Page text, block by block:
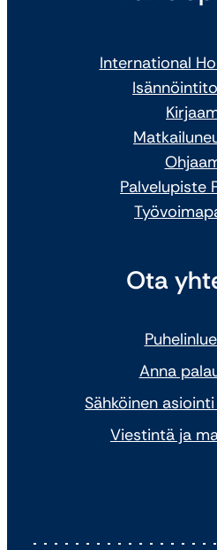
International
Palvelupiste
Ota
Anna
Sähköinen
Viestintä ja